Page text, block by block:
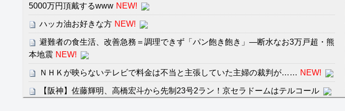
5000万円頂戴するwww NEW!
ハッカ油お好きな方 NEW!
避難者の食生活、改善急務＝調理できず「パン飽き飽き」―断水なお3万戸超・熊
本地震 NEW!
ＮＨＫが映らないテレビで料金は不当と主張していた主婦の裁判が…… NEW!
【阪神】佐藤輝明、高橋宏斗から先制23号2ラン！京セラドームはテルコール